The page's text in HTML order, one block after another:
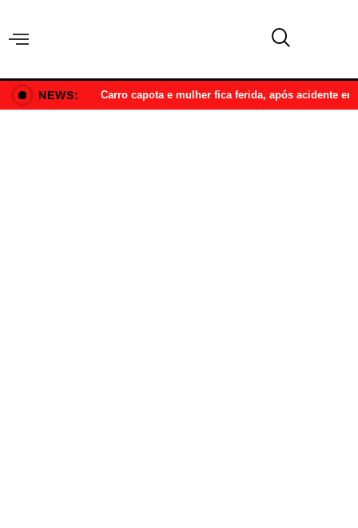
NEWS: Carro capota e mulher fica ferida, após acidente